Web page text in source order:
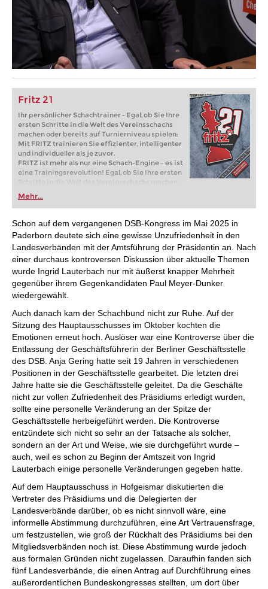
Fritz 21
Ihr persönlicher Schachtrainer - Egal, ob Sie Ihre
ersten Schritte in die Welt des Vereinsschachs
machen oder bereits auf Turnierniveau spielen:
Mit FRITZ trainieren Sie effizienter, intelligenter
und individueller als je zuvor.
FRITZ ist mehr als nur eine Schach-Engine – es ist
eine Trainingsrevolution! Egal, ob Sie Ihre ersten
Schritte in die Welt des Vereinsschachs machen
oder bereits auf Turnierniveau spielen: Mit
FRITZ trainieren Sie effizienter, intelligenter und
individueller als je zuvor.
Mehr...
Schon auf dem vergangenen DSB-Kongress im Mai 2025 in
Paderborn deutete sich eine gewisse Unzufriedenheit in den
Landesverbänden mit der Amtsführung der Präsidentin an. Nach
einer durchaus kontroversen Diskussion über aktuelle Themen
wurde Ingrid Lauterbach nur mit äußerst knapper Mehrheit
gegenüber ihrem Gegenkandidaten Paul Meyer-Dunker
wiedergewählt.
Auch danach kam der Schachbund nicht zur Ruhe. Auf der
Sitzung des Hauptausschusses im Oktober kochten die
Emotionen erneut hoch. Auslöser war eine Kontroverse über die
Entlassung der Geschäftsführerin der Berliner Geschäftsstelle
des DSB. Anja Gering hatte seit 19 Jahren in verschiedenen
Positionen in der Geschäftsstelle gearbeitet. Die letzten drei
Jahre hatte sie die Geschäftsstelle geleitet. Da die Geschäfte
nicht zur vollen Zufriedenheit des Präsidiums erledigt wurden,
sollte eine personelle Veränderung an der Spitze der
Geschäftsstelle herbeigeführt werden. Die Kontroverse
entzündete sich nicht so sehr an der Tatsache als solcher,
sondern an der Art und Weise, wie sie durchgeführt wurde –
auch, weil es schon zu Beginn der Amtszeit von Ingrid
Lauterbach einige personelle Veränderungen gegeben hatte.
Auf dem Hauptausschuss in Hofgeismar diskutierten die
Vertreter des Präsidiums und die Delegierten der
Landesverbände darüber, ob es nicht sinnvoll wäre, eine
informelle Abstimmung durchzuführen, eine Art Vertrauensfrage,
um festzustellen, wie groß der Rückhalt des Präsidiums bei den
Mitgliedsverbänden noch ist. Diese Abstimmung wurde jedoch
aus formalen Gründen nicht zugelassen. Daraufhin fanden sich
fünf Landesverbände, die einen Antrag auf Durchführung eines
außerordentlichen Bundeskongresses stellten, um dort über